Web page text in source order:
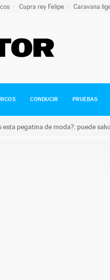
Cupra rey Felipe Caravana
CONDUCIR PRUEBAS
esta pegatina de moda?: puede